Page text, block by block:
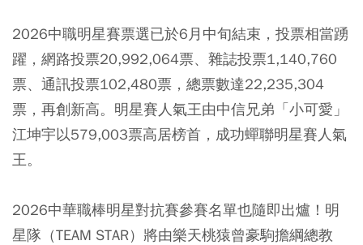
2026中職明星賽票選已於6月中旬結束，投票相當踴
躍，網路投票20,992,064票、雜誌投票1,140,760
票、通訊投票102,480票，總票數達22,235,304
票，再創新高。明星賽人氣王由中信兄弟「小可愛」
江坤宇以579,003票高居榜首，成功蟬聯明星賽人氣
王。
2026中華職棒明星對抗賽參賽名單也隨即出爐！明
星隊（TEAM STAR）將由樂天桃猿曾豪駒擔綱總教